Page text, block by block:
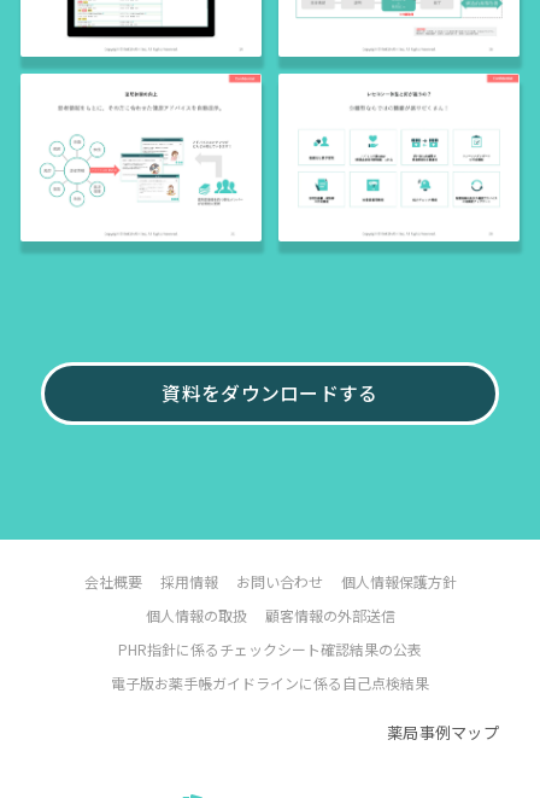
資料をダウンロードする
会社概要 採用情報 お問い合わせ
個人情報保護方針
個人情報の取扱
顧客情報の外部送信
PHR指針に係るチェックシート確認結果の公表
電子版お薬手帳ガイドラインに係る自己点検結果
薬局事例マップ